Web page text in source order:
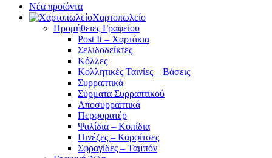
Νέα προϊόντα
Χαρτοπωλείο
Προμήθειες Γραφείου
Post It – Χαρτάκια
Σελιδοδείκτες
Κόλλες
Κολλητικές Ταινίες – Βάσεις
Συρραπτικά
Σύρματα Συρραπτικού
Αποσυρραπτικά
Περφορατέρ
Ψαλίδια – Κοπίδια
Πινέζες – Καρφίτσες
Σφραγίδες – Ταμπόν